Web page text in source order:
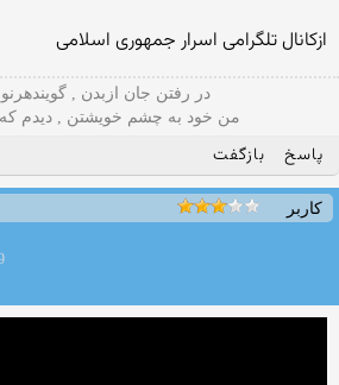
ازکانال تلگرامی اسرار جمهوری اسلامی
در رفتن جان ازبدن ,
من خود به چشم خویشتن , دیدم
پاسخ بازگفت
کاربر